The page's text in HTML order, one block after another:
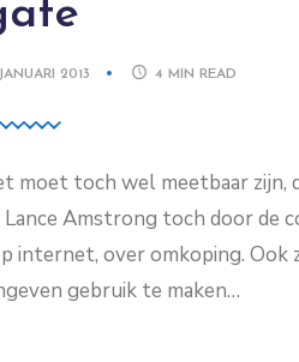
2013 4 MIN READ
moet toch wel meetbaar
Amstrong toch door de
internet, over omkoping. Ook
gebruik te maken…